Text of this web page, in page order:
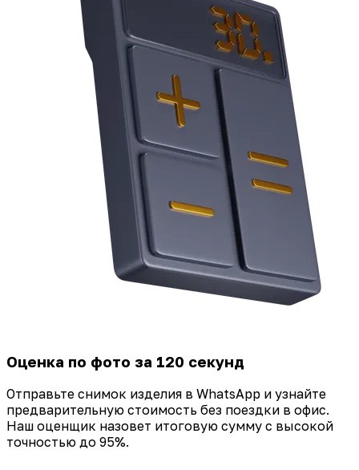
Оценка по фото за 120 секунд
Отправьте снимок изделия в WhatsApp и узнайте
предварительную стоимость без поездки в офис.
Наш оценщик назовет итоговую сумму с высокой
точностью до 95%.